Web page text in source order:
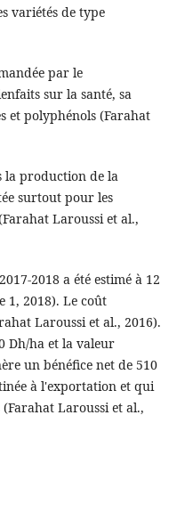
variétés de type
par le
sur la santé, sa
et polyphénols (Farahat
la production de la
surtout pour les
Laroussi et al.,
2018 a été estimé à 12
1, 2018). Le coût
Laroussi et al., 2016).
Dh/ha et la valeur
un bénéfice net de 510
à l'exportation et qui
(Farahat Laroussi et al.,